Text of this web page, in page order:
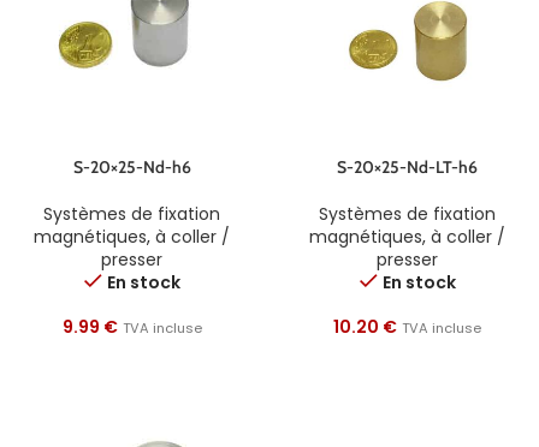
S-20×25-Nd-h6
Systèmes de fixation
magnétiques, à coller /
presser
En stock
9.99 € TVA incluse
S-20×25-Nd-LT-h6
Systèmes de fixation
magnétiques, à coller /
presser
En stock
10.20 € TVA incluse